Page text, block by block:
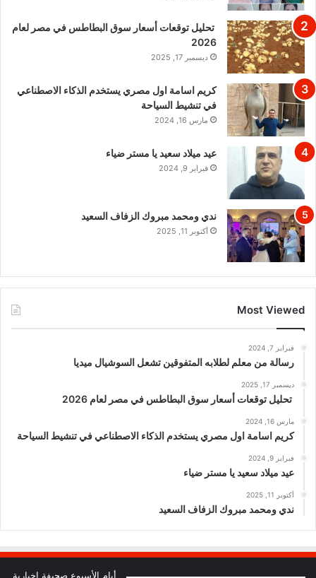
تحليل توقعات أسعار سوق البطاطس في مصر لعام
2026
ديسمبر 17, 2025
كريم اسامة اول مصري يستخدم الذكاء الاصطناعي
في تنشيط السياحة
مارس 16, 2024
عيد ميلاد سعيد يا مستر ضياء
فبراير 9, 2024
ندي ومحمد مبروك الزفاف السعيد
أكتوبر 11, 2025
Most Viewed
فبراير 7, 2024
رسالة من معلم لطلابه المتفوقين تشعل السوشيال ميديا
ديسمبر 17, 2025
تحليل توقعات أسعار سوق البطاطس في مصر لعام 2026
مارس 16, 2024
كريم اسامة اول مصري يستخدم الذكاء الاصطناعي في تنشيط السياحة
فبراير 9, 2024
عيد ميلاد سعيد يا مستر ضياء
أكتوبر 11, 2025
ندي ومحمد مبروك الزفاف السعيد
أيام الأسبوع صحيفة إخبارية